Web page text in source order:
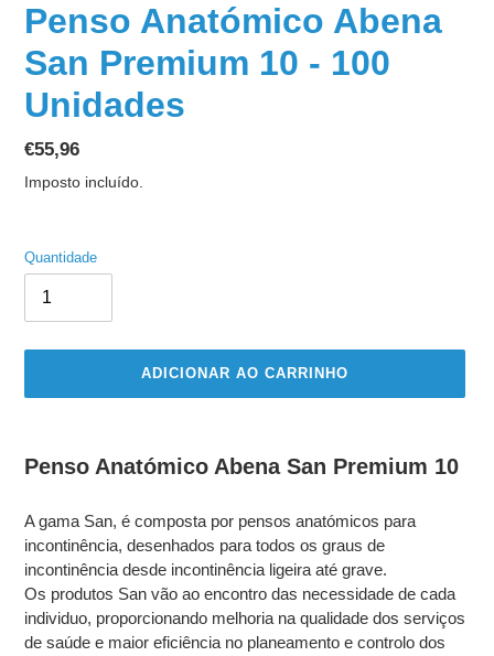
Penso Anatómico Abena
San Premium 10 - 100
Unidades
Preço
normal
€55,96
Imposto incluído.
Quantidade
ADICIONAR AO CARRINHO
produto
seu
carrinho
Penso Anatómico Abena San Premium 10
A gama San, é composta por pensos anatómicos para
incontinência, desenhados para todos os graus de
incontinência desde incontinência ligeira até grave.
Os produtos San vão ao encontro das necessidade de cada
individuo, proporcionando melhoria na qualidade dos serviços
de saúde e maior eficiência no planeamento e controlo dos